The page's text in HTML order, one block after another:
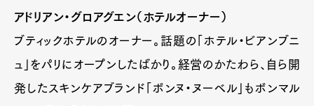
アドリアン・グロアグエン（ホテルオーナー）
ブティックホテルのオーナー。話題の「ホテル・ビアンブニ
ュ」をパリにオープンしたばかり。経営のかたわら、自ら開
発したスキンケアブランド「ボンヌ・ヌーベル」もボンマル